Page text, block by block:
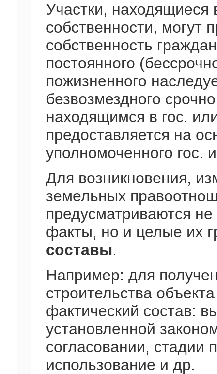
Участки, находящиеся
собственности, могут
собственность
постоянного
пожизненного
безвозмездного
находящимся в гос.
предоставляется на
уполномоченного гос.
Для возникновения,
земельных
предусматриваются
факты, но и целые их
составы.
Например: для
строительства
фактический состав:
установленной
согласовании, стадии
использование и др.